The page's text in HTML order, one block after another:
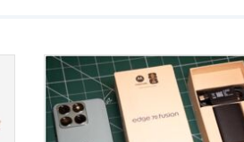
trình giảm giá hấp dẫn, mang
thêm một lựa chọn chất lượng
người dùng Việt.